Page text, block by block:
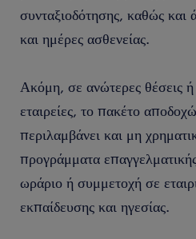
συνταξιοδότησης, καθώς και
και ημέρες ασθενείας.
Ακόμη, σε ανώτερες θέσεις
εταιρείες, το πακέτο
περιλαμβάνει και μη
προγράμματα
ωράριο ή συμμετοχή σε
εκπαίδευσης και ηγεσίας.